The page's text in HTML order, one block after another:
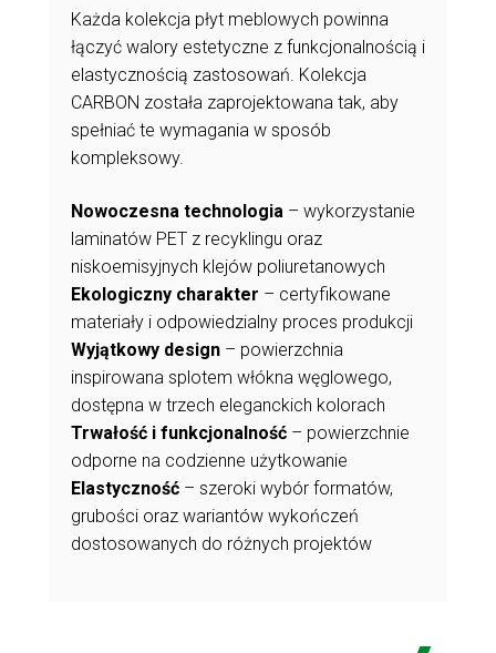
Każda kolekcja płyt meblowych powinna
łączyć walory estetyczne z funkcjonalnością i
elastycznością zastosowań. Kolekcja
CARBON została zaprojektowana tak, aby
spełniać te wymagania w sposób
kompleksowy.
Nowoczesna technologia – wykorzystanie
laminatów PET z recyklingu oraz
niskoemisyjnych klejów poliuretanowych
Ekologiczny charakter – certyfikowane
materiały i odpowiedzialny proces produkcji
Wyjątkowy design – powierzchnia
inspirowana splotem włókna węglowego,
dostępna w trzech eleganckich kolorach
Trwałość i funkcjonalność – powierzchnie
odporne na codzienne użytkowanie
Elastyczność – szeroki wybór formatów,
grubości oraz wariantów wykończeń
dostosowanych do różnych projektów